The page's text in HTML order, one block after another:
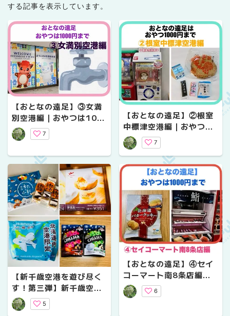
する記事を表示しています。
【おとなの遠足】③女満
別空港編｜おやつは100
0円まで7
【おとなの遠足】②根室
中標津空港編｜おやつは
1000円まで
7
【新千歳空港を遊び尽く
す！第三弾】新千歳空港
限定・期間限定・北海道
限定グルメ編
5
【おとなの遠足】④セイ
コーマート南8条店編｜
おやつは1000円まで
6